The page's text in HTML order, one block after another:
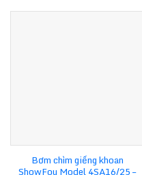
Bơm chìm giếng khoan
ShowFou Model 4SA16/25 –